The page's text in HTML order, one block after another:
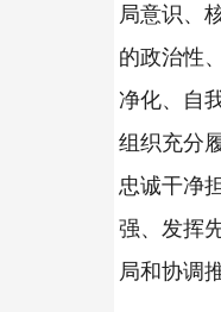
局意识、
的政治性
净化、自
组织充分
忠诚干净
强、发挥
局和协调